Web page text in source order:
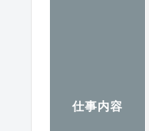
仕事内容